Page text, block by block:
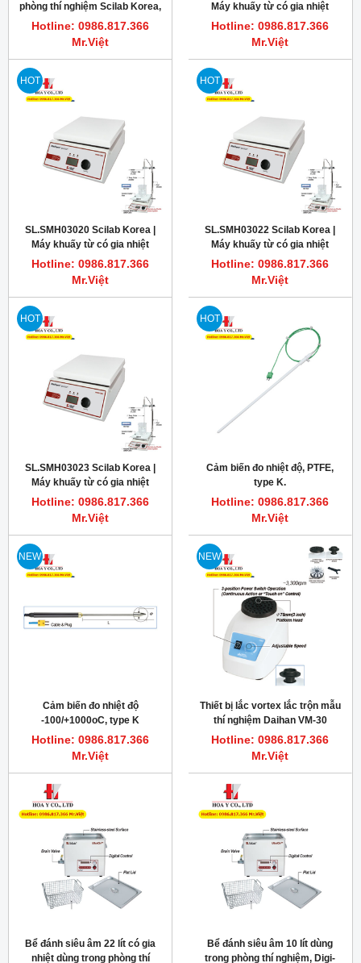
ĐÁNH GIÁ SẢN PHẨM
Bình chọn sản phẩm:
BÌNH LUẬN
SẢN PHẨM CÙNG LOẠI
NEW
Thiết bị cô quay chân không
phòng thí nghiệm Scilab Korea,
Hotline: 0986.817.366
HOT
SL.SMH03021 Scilab Korea |
Máy khuấy từ có gia nhiệt
Mr.Việt
HOT
Mr.Việt
HOT
SL.SMH03022 Scilab Korea |
Máy khuấy từ có gia nhiệt
phòng thí nghiệm, SMSH-30D
Hotline: 0986.817.366
Mr.Việt
HOT
SL.SMH03023 Scilab Korea |
Máy khuấy từ có gia nhiệt
Mr.Việt
HOT
Cảm biến đo nhiệt độ, PTFE,
type K.
Mr.Việt